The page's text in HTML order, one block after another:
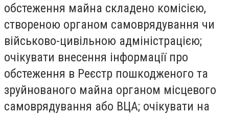
обстеження майна складено комісією,
створеною органом самоврядування чи
військово-цивільною адміністрацією;
очікувати внесення інформації про
обстеження в Реєстр пошкодженого та
зруйнованого майна органом місцевого
самоврядування або ВЦА; очікувати на